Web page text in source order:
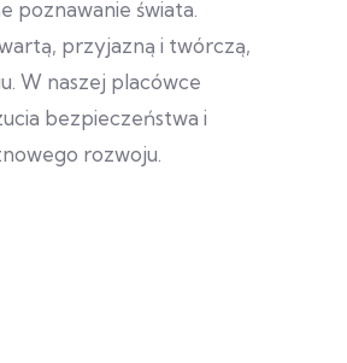
poznawanie świata.
przyjazną i twórczą,
W naszej placówce
bezpieczeństwa i
rozwoju.